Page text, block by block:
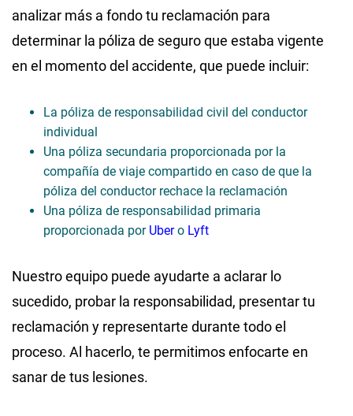
analizar más a fondo tu reclamación para
determinar la póliza de seguro que estaba vigente
en el momento del accidente, que puede incluir:
La póliza de responsabilidad civil del conductor
individual
Una póliza secundaria proporcionada por la
compañía de viaje compartido en caso de que la
póliza del conductor rechace la reclamación
Una póliza de responsabilidad primaria
proporcionada por Ubero Lyft
Nuestro equipo puede ayudarte a aclarar lo
sucedido, probar la responsabilidad, presentar tu
reclamación y representarte durante todo el
proceso. Al hacerlo, te permitimos enfocarte en
sanar de tus lesiones.